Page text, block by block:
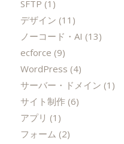
SFTP (1)
デザイン (11)
ノーコード・AI (13)
ecforce (9)
WordPress (4)
サーバー・ドメイン (1)
サイト制作(6)
アプリ (1)
フォーム (2)